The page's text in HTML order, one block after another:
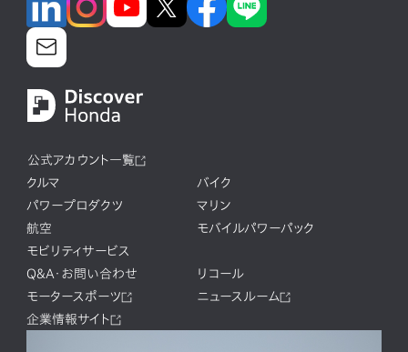
公式アカウント一覧
クルマ
バイク
パワープロダクツ
マリン
航空
モバイルパワーパック
モビリティサービス
Q&A・お問い合わせ
リコール
モータースポーツ
ニュースルーム
企業情報サイト